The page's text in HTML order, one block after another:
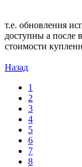
т.е. обновления
доступны а после
стоимости
Назад
1
2
3
4
5
6
7
8